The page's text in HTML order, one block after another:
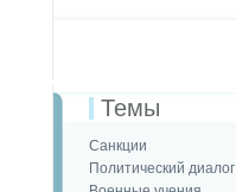
Темы
Санкции
Политический диалог